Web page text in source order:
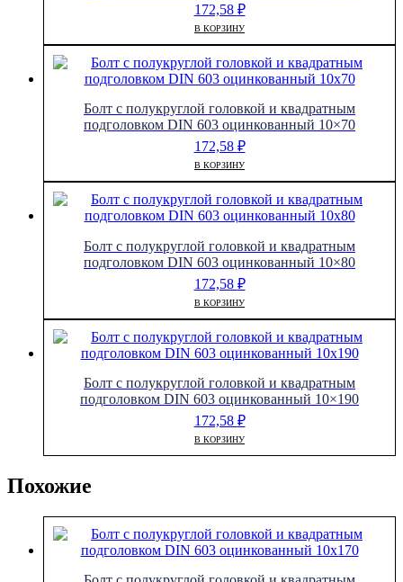
172,58 ₽
В КОРЗИНУ
Болт с полукруглой головкой и квадратным
подголовком DIN 603 оцинкованный 10×70
172,58 ₽
В КОРЗИНУ
Болт с полукруглой головкой и квадратным
подголовком DIN 603 оцинкованный 10×80
172,58 ₽
В КОРЗИНУ
Болт с полукруглой головкой и квадратным
подголовком DIN 603 оцинкованный 10×190
172,58 ₽
В КОРЗИНУ
Похожие